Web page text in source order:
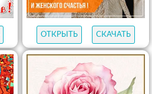
ОТКРЫТЬ СКАЧАТЬ